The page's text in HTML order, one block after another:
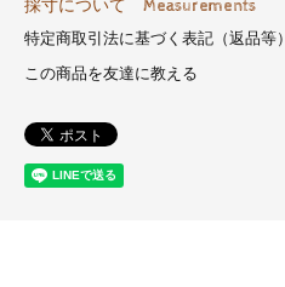
採寸について Measurements
特定商取引法に基づく表記（返品等）
この商品を友達に教える